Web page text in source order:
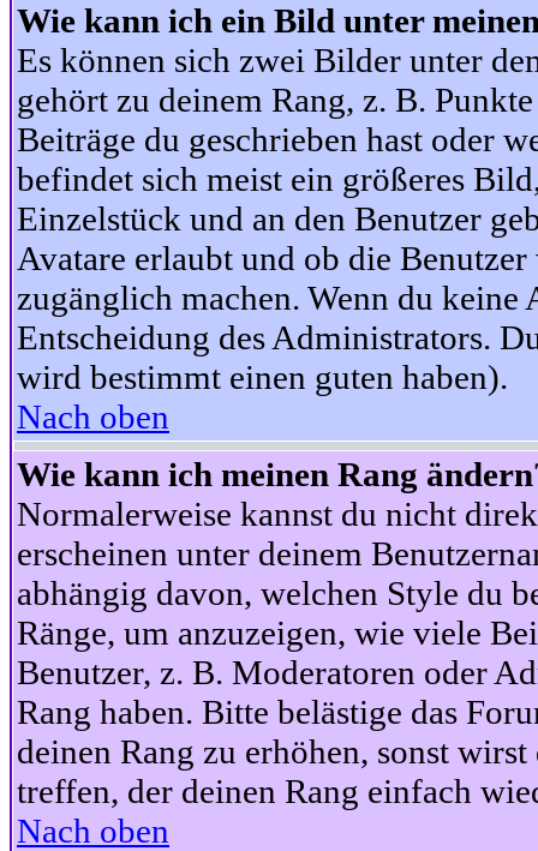
Wie kann ich ein Bild unter
Es können sich zwei Bilder unter
gehört zu deinem Rang, z. B.
Beiträge du geschrieben hast oder
befindet sich meist ein größeres
Einzelstück und an den Benutzer
Avatare erlaubt und ob die
zugänglich machen. Wenn du keine
Entscheidung des Administrators.
wird bestimmt einen guten haben).
Nach oben
Wie kann ich meinen Rang
Normalerweise kannst du nicht
erscheinen unter deinem
abhängig davon, welchen Style du
Ränge, um anzuzeigen, wie viele
Benutzer, z. B. Moderatoren oder
Rang haben. Bitte belästige das
deinen Rang zu erhöhen, sonst
treffen, der deinen Rang einfach
Nach oben